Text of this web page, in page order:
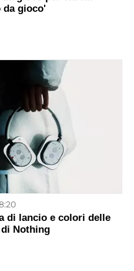
da gioco'
di lancio e colori delle
Nothing